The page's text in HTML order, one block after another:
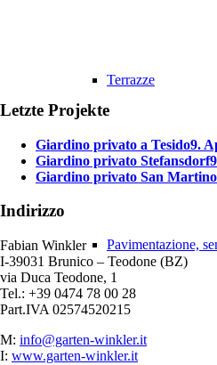
Terrazze
Pavimentazione,
Letzte Projekte
Giardino privato a Tesido9.
Giardino privato Stefansdorf
Giardino privato San Martino
Indirizzo
Fabian Winkler
I-39031 Brunico – Teodone (BZ)
via Duca Teodone, 1
Tel.: +39 0474 78 00 28
Part.IVA 02574520215
M: info@garten-winkler.it
I: www.garten-winkler.it